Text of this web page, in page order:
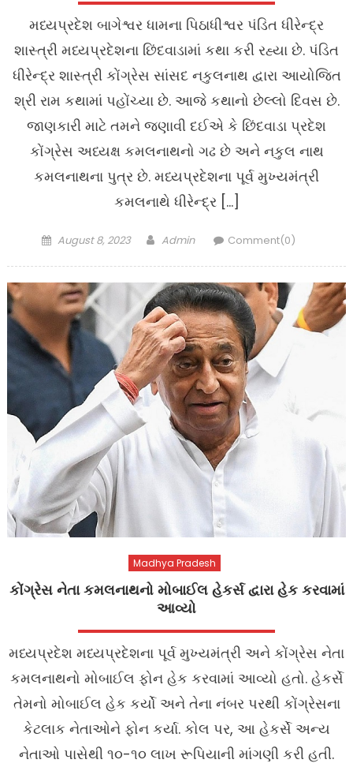
મધ્યપ્રદેશ બાગેશ્વર ધામના પિઠાધીશ્વર પંડિત ધીરેન્દ્ર
શાસ્ત્રી મધ્યપ્રદેશના છિંદવાડામાં કથા કરી રહ્યા છે. પંડિત
ધીરેન્દ્ર શાસ્ત્રી કોંગ્રેસ સાંસદ નકુલનાથ દ્વારા આયોજિત
શ્રી રામ કથામાં પહોંચ્યા છે. આજે કથાનો છેલ્લો દિવસ છે.
જાણકારી માટે તમને જણાવી દઈએ કે છિંદવાડા પ્રદેશ
કોંગ્રેસ અધ્યક્ષ કમલનાથનો ગઢ છે અને નકુલ નાથ
કમલનાથના પુત્ર છે. મધ્યપ્રદેશના પૂર્વ મુખ્યમંત્રી
કમલનાથે ધીરેન્દ્ર […]
Posted
August 8, 2023 Author
Admin Comment(0)
Madhya Pradesh
કોંગ્રેસ નેતા કમલનાથનો મોબાઈલ હેકર્સ દ્વારા હેક કરવામાં
આવ્યો
મધ્યપ્રદેશ મધ્યપ્રદેશના પૂર્વ મુખ્યમંત્રી અને કોંગ્રેસ નેતા
કમલનાથનો મોબાઈલ ફોન હેક કરવામાં આવ્યો હતો. હેકર્સે
તેમનો મોબાઈલ હેક કર્યો અને તેના નંબર પરથી કોંગ્રેસના
કેટલાક નેતાઓને ફોન કર્યા. કોલ પર, આ હેકર્સે અન્ય
નેતાઓ પાસેથી ૧૦-૧૦ લાખ રૂપિયાની માંગણી કરી હતી.